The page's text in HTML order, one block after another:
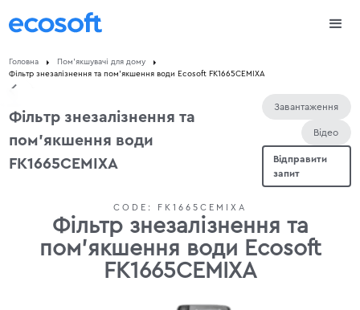
Головна
Пом'якшувачі для дому
Фільтр знезалізнення та пом’якшення води Ecosoft FK1665CEMIXА
Фільтр знезалізнення та
пом'якшення води
FK1665CEMIXA
Завантаження
Відео
Відправити
запит
CODE: FK1665CEMIXA
Фільтр знезалізнення та
пом’якшення води Ecosoft
FK1665CEMIXА